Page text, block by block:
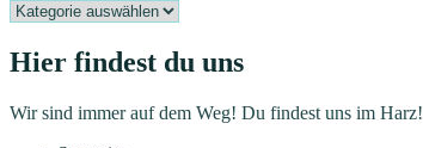
Kategorien
Hier findest du uns
Wir sind immer auf dem Weg! Du findest uns im Harz!